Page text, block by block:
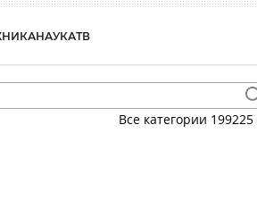
НАУКАТВ
Все категории 199225